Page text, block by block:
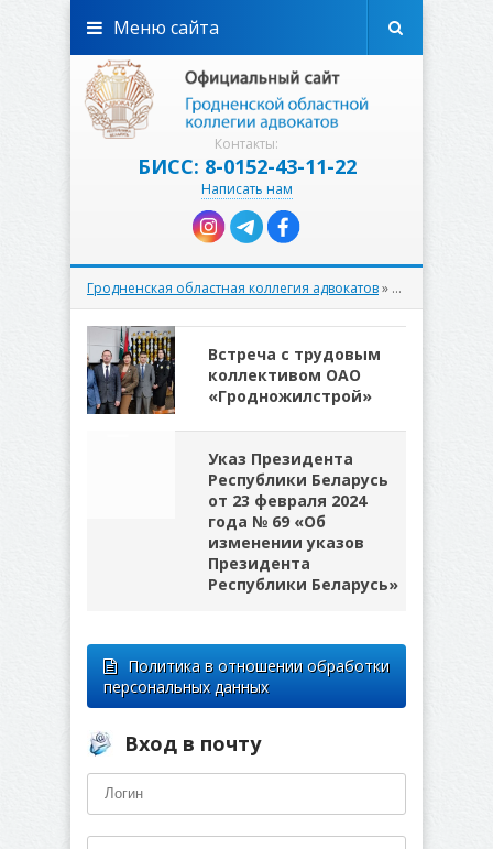
Контакты:
БИСС: 8-0152-43-11-22
Написать нам
Меню сайта
Гродненская областная коллегия адвокатов» Материалы за 28.02.2024
Встреча с трудовым
коллективом ОАО
«Гродножилстрой»
Указ Президента
Республики Беларусь
от 23 февраля 2024
года № 69 «Об
изменении указов
Президента
Республики Беларусь»
Политика в отношении обработки
персональных данных
Вход в почту